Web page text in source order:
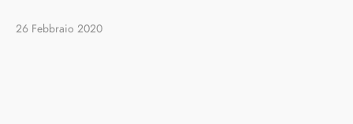
26 Febbraio 2020